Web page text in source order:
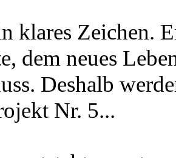
klares Zeichen.
dem neues
Deshalb
Nr. 5...